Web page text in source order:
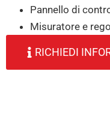
Pannello di
Misuratore e
RICHIEDI